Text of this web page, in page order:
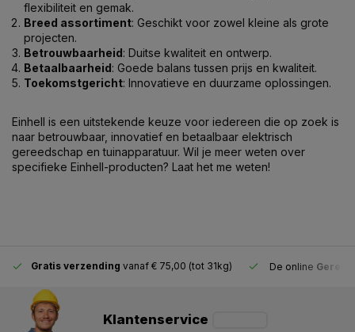
flexibiliteit en gemak.
Breed assortiment: Geschikt voor zowel kleine als grote
projecten.
Betrouwbaarheid: Duitse kwaliteit en ontwerp.
Betaalbaarheid: Goede balans tussen prijs en kwaliteit.
Toekomstgericht: Innovatieve en duurzame oplossingen.
Einhell is een uitstekende keuze voor iedereen die op zoek is
naar betrouwbaar, innovatief en betaalbaar elektrisch
gereedschap en tuinapparatuur. Wil je meer weten over
specifieke Einhell-producten? Laat het me weten!
Gratis verzending vanaf € 75,00 (tot 31kg) De online
Klantenservice